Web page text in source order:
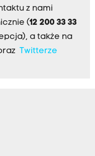
z nami
(12 200 33 33
a także na
Twitterze